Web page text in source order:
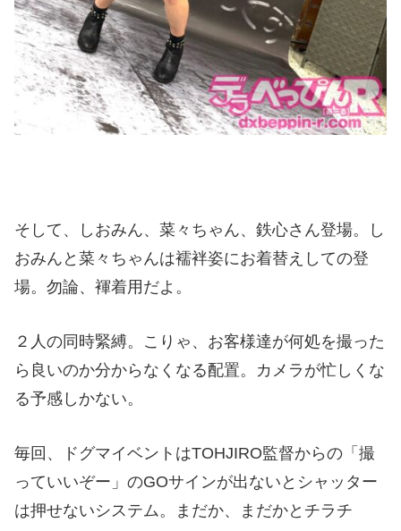
そして、しおみん、菜々ちゃん、鉄心さん登場。し
おみんと菜々ちゃんは襦袢姿にお着替えしての登
場。勿論、褌着用だよ。
２人の同時緊縛。こりゃ、お客様達が何処を撮った
ら良いのか分からなくなる配置。カメラが忙しくな
る予感しかない。
毎回、ドグマイベントはTOHJIRO監督からの「撮
っていいぞー」のGOサインが出ないとシャッター
は押せないシステム。まだか、まだかとチラチ